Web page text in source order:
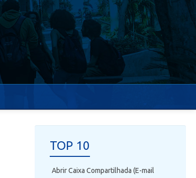
TOP 10
Abrir Caixa Compartilhada (E-mail